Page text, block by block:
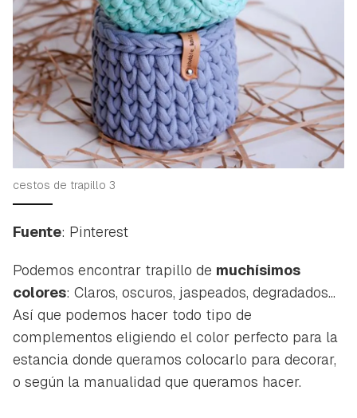
cestos de trapillo 3
Fuente: Pinterest
Podemos encontrar trapillo de muchísimos
colores: Claros, oscuros, jaspeados, degradados...
Así que podemos hacer todo tipo de
complementos eligiendo el color perfecto para la
estancia donde queramos colocarlo para decorar,
o según la manualidad que queramos hacer.